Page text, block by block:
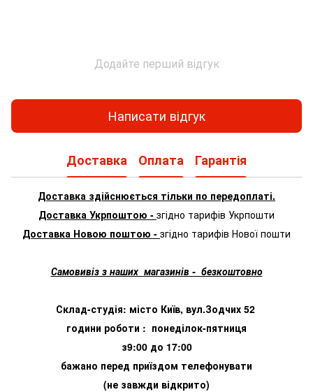
Додайте перший відгук
Написати відгук
Доставка Оплата Гарантія
Доставка здійснюється тільки по передоплаті.
Доставка Укрпоштою - згідно тарифів Укрпошти
Доставка Новою поштою - згідно тарифів Нової пошти
Самовивіз з наших магазинів - безкоштовно
Склад-студія: місто Київ, вул.Зодчих 52
години роботи : понеділок-пятниця
з9:00 до 17:00
бажано перед приїздом телефонувати
(не завжди відкрито)